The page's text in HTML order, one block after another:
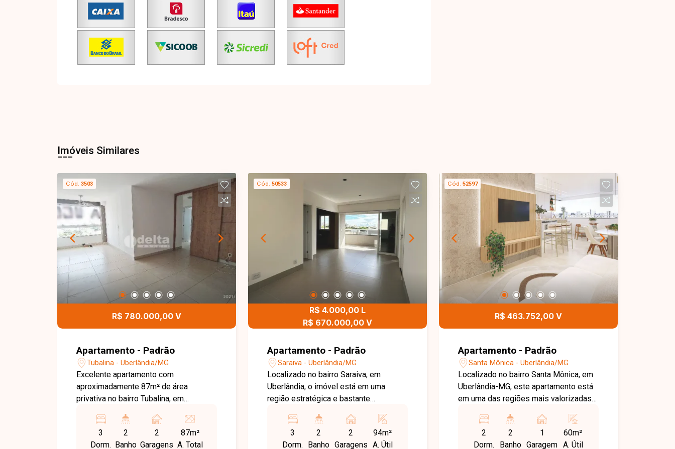
Imóveis Similares
Cód. 3503
R$ 780.000,00 V
Apartamento - Padrão
Tubalina - Uberlândia/MG
Excelente apartamento com
aproximadamente 87m² de área
privativa no bairro Tubalina, em
região valorizada e de fácil acesso, o
bairro oferece praticidade no dia a dia,
com proximidade a supermercados,
3
Dorm.
2
Banho
2
Garagens
87m²
A. Total
Cód. 50533
R$ 4.000,00 L
R$ 670.000,00 V
Apartamento - Padrão
Saraiva - Uberlândia/MG
Localizado no bairro Saraiva, em
Uberlândia, o imóvel está em uma
região estratégica e bastante
mobilidade e fácil acesso a comércios,
serviços, escolas e importantes vias da
cidade, garantindo mais qualidade de
3
Dorm.
2
Banho
2
Garagens
94m²
A. Útil
Cód. 52597
R$ 463.752,00 V
Apartamento - Padrão
Santa Mônica - Uberlândia/MG
Localizado no bairro Santa Mônica, em
Uberlândia-MG, este apartamento está
em uma das regiões mais valorizadas
e fácil acesso às principais avenidas.
Além disso, está próximo a
universidades, supermercados,
2
Dorm.
2
Banho
1
Garagem
60m²
A. Útil